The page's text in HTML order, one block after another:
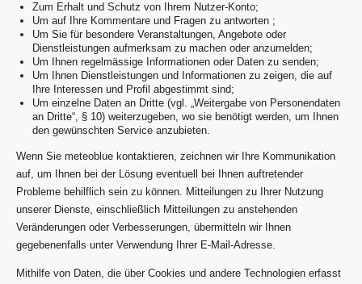
Zum Erhalt und Schutz von Ihrem Nutzer-Konto;
Um auf Ihre Kommentare und Fragen zu antworten ;
Um Sie für besondere Veranstaltungen, Angebote oder
Dienstleistungen aufmerksam zu machen oder anzumelden;
Um Ihnen regelmässige Informationen oder Daten zu senden;
Um Ihnen Dienstleistungen und Informationen zu zeigen, die auf
Ihre Interessen und Profil abgestimmt sind;
Um einzelne Daten an Dritte (vgl. „Weitergabe von Personendaten
an Dritte“, § 10) weiterzugeben, wo sie benötigt werden, um Ihnen
den gewünschten Service anzubieten.
Wenn Sie meteoblue kontaktieren, zeichnen wir Ihre Kommunikation
auf, um Ihnen bei der Lösung eventuell bei Ihnen auftretender
Probleme behilflich sein zu können. Mitteilungen zu Ihrer Nutzung
unserer Dienste, einschließlich Mitteilungen zu anstehenden
Veränderungen oder Verbesserungen, übermitteln wir Ihnen
gegebenenfalls unter Verwendung Ihrer E-Mail-Adresse.
Mithilfe von Daten, die über Cookies und andere Technologien erfasst